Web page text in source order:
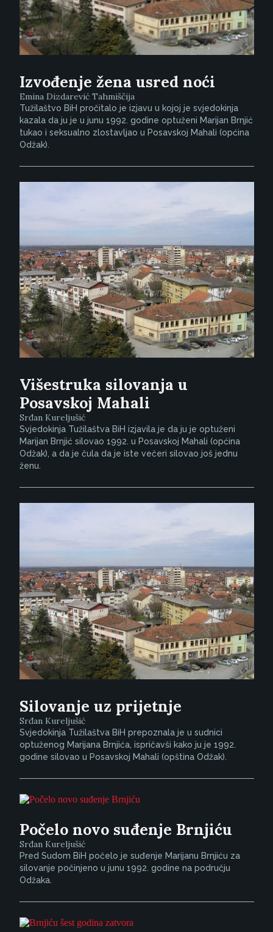
Izvođenje žena usred noći
Emina Dizdarević Tahmiščija
Tužilaštvo BiH pročitalo je izjavu u kojoj je svjedokinja
kazala da ju je u junu 1992. godine optuženi Marijan Brnjić
tukao i seksualno zlostavljao u Posavskoj Mahali (općina
Odžak).
Višestruka silovanja u
Posavskoj Mahali
Srđan Kureljušić
Svjedokinja Tužilaštva BiH izjavila je da ju je optuženi
Marijan Brnjić silovao 1992. u Posavskoj Mahali (općina
Odžak), a da je čula da je iste večeri silovao još jednu
ženu.
Silovanje uz prijetnje
Srđan Kureljušić
Svjedokinja Tužilaštva BiH prepoznala je u sudnici
optuženog Marijana Brnjića, ispričavši kako ju je 1992.
godine silovao u Posavskoj Mahali (opština Odžak).
Počelo novo suđenje Brnjiću
Srđan Kureljušić
Pred Sudom BiH počelo je suđenje Marijanu Brnjiću za
silovanje počinjeno u junu 1992. godine na području
Odžaka.